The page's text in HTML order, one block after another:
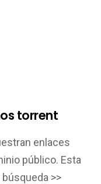
torrent
enlaces
público. Esta
>>